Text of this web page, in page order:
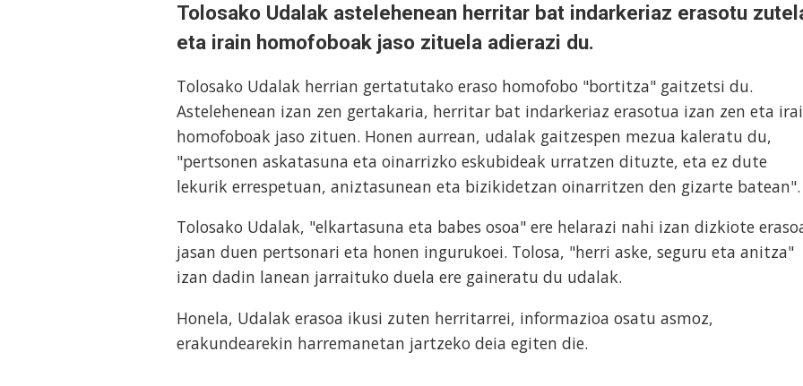
Tolosako Udalak astelehenean herritar bat indarkeriaz erasotu
eta irain homofoboak jaso zituela adierazi du.
Tolosako Udalak herrian gertatutako eraso homofobo "bortitza" gaitzetsi du.
Astelehenean izan zen gertakaria, herritar bat indarkeriaz erasotua izan zen eta
homofoboak jaso zituen. Honen aurrean, udalak gaitzespen mezua kaleratu du,
"pertsonen askatasuna eta oinarrizko eskubideak urratzen dituzte, eta ez dute
lekurik errespetuan, aniztasunean eta bizikidetzan oinarritzen den gizarte batean".
Tolosako Udalak, "elkartasuna eta babes osoa" ere helarazi nahi izan dizkiote
jasan duen pertsonari eta honen ingurukoei. Tolosa, "herri aske, seguru eta anitza"
izan dadin lanean jarraituko duela ere gaineratu du udalak.
Honela, Udalak erasoa ikusi zuten herritarrei, informazioa osatu asmoz,
erakundearekin harremanetan jartzeko deia egiten die.